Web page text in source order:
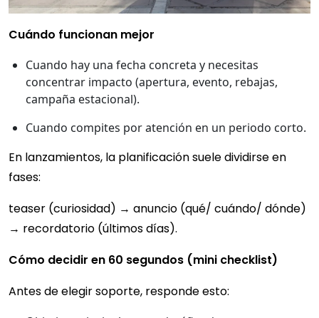
Cuándo funcionan mejor
Cuando hay una fecha concreta y necesitas
concentrar impacto (apertura, evento, rebajas,
campaña estacional).
Cuando compites por atención en un periodo corto.
En lanzamientos, la planificación suele dividirse en
fases:
teaser (curiosidad) → anuncio (qué/ cuándo/ dónde)
→ recordatorio (últimos días).
Cómo decidir en 60 segundos (mini checklist)
Antes de elegir soporte, responde esto: